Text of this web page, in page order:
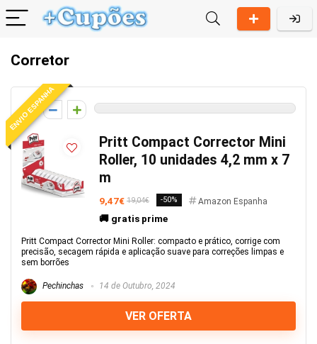
Corretor
ENVIO ESPANHA
0
Pritt Compact Corrector Mini
Roller, 10 unidades 4,2 mm x 7
m
9,47€ 19,04€ -50% Amazon Espanha
🚚 gratis prime
Pritt Compact Corrector Mini Roller: compacto e prático, corrige com
precisão, secagem rápida e aplicação suave para correções limpas e
sem borrões
Pechinchas 14 de Outubro, 2024
VER OFERTA